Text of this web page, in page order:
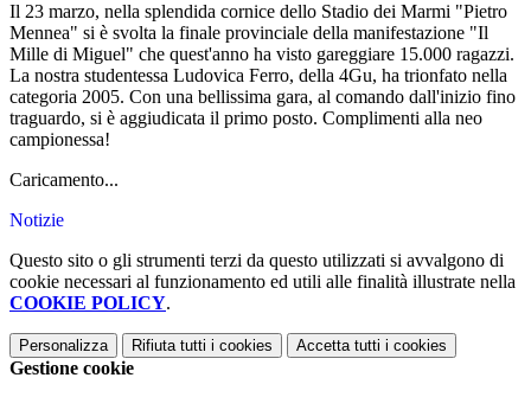
Il 23 marzo, nella splendida cornice dello Stadio dei Marmi "Pietro
Mennea" si è svolta la finale provinciale della manifestazione "Il
Mille di Miguel" che quest'anno ha visto gareggiare 15.000 ragazzi.
La nostra studentessa Ludovica Ferro, della 4Gu, ha trionfato nella
categoria 2005. Con una bellissima gara, al comando dall'inizio fino
traguardo, si è aggiudicata il primo posto. Complimenti alla neo
campionessa!
Caricamento...
Notizie
Questo sito o gli strumenti terzi da questo utilizzati si avvalgono di
cookie necessari al funzionamento ed utili alle finalità illustrate nella
COOKIE POLICY.
Personalizza Rifiuta tutti i cookies Accetta tutti i cookies
Gestione cookie